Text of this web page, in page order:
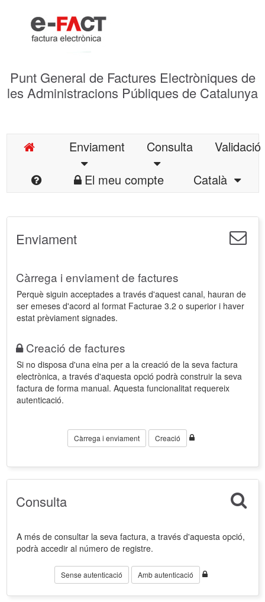
Punt General de Factures Electròniques de
les Administracions Públiques de Catalunya
Enviament Consulta
Validació
El meu compte
Català
Enviament
Càrrega i enviament de factures
Perquè siguin acceptades a través d'aquest canal, hauran de
ser emeses d'acord al format Facturae 3.2 o superior i haver
estat prèviament signades.
Creació de factures
Si no disposa d'una eina per a la creació de la seva factura
electrònica, a través d'aquesta opció podrà construir la seva
factura de forma manual. Aquesta funcionalitat requereix
autenticació.
Càrrega i enviament Creació
Consulta
A més de consultar la seva factura, a través d'aquesta opció,
podrà accedir al número de registre.
Sense autenticació Amb autenticació